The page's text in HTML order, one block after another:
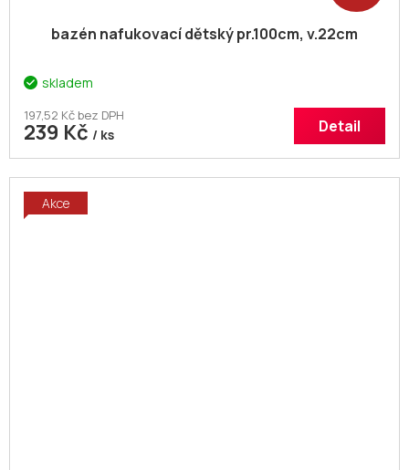
bazén nafukovací dětský pr.100cm, v.22cm
skladem
197,52 Kč bez DPH
239 Kč / ks Detail
Akce